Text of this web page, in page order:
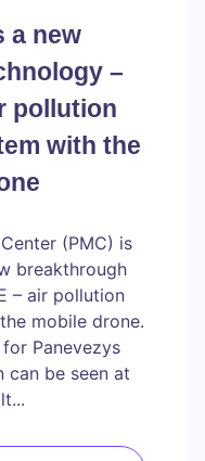
a new
–
pollution
with the
(PMC) is
breakthrough
– air pollution
mobile drone.
Panevezys
can be seen at